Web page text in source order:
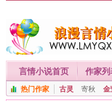
言情小说首页 作家列
热门作家 古灵 寄秋 金